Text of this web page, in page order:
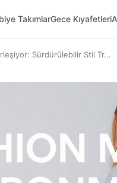
TakımlarGece Kıyafetleri
Sürdürülebilir Stil Tr...